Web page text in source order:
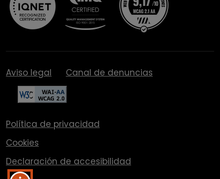
Aviso legal Canal de denuncias
Política de privacidad
Cookies
Declaración de accesibilidad